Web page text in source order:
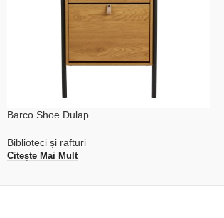
Barco Shoe Dulap
Biblioteci și rafturi
Citește Mai Mult